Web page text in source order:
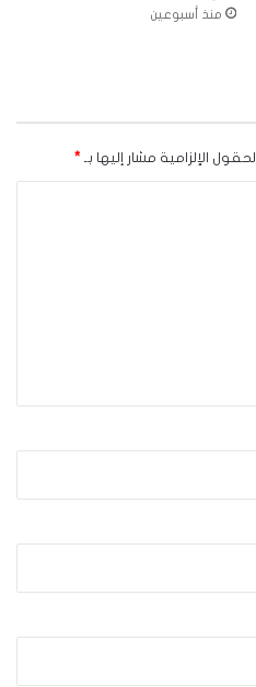
منذ أسبوعين
الحقول الإلزامية مشار إليها بـ *